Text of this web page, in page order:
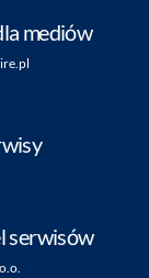
mediów
serwisów